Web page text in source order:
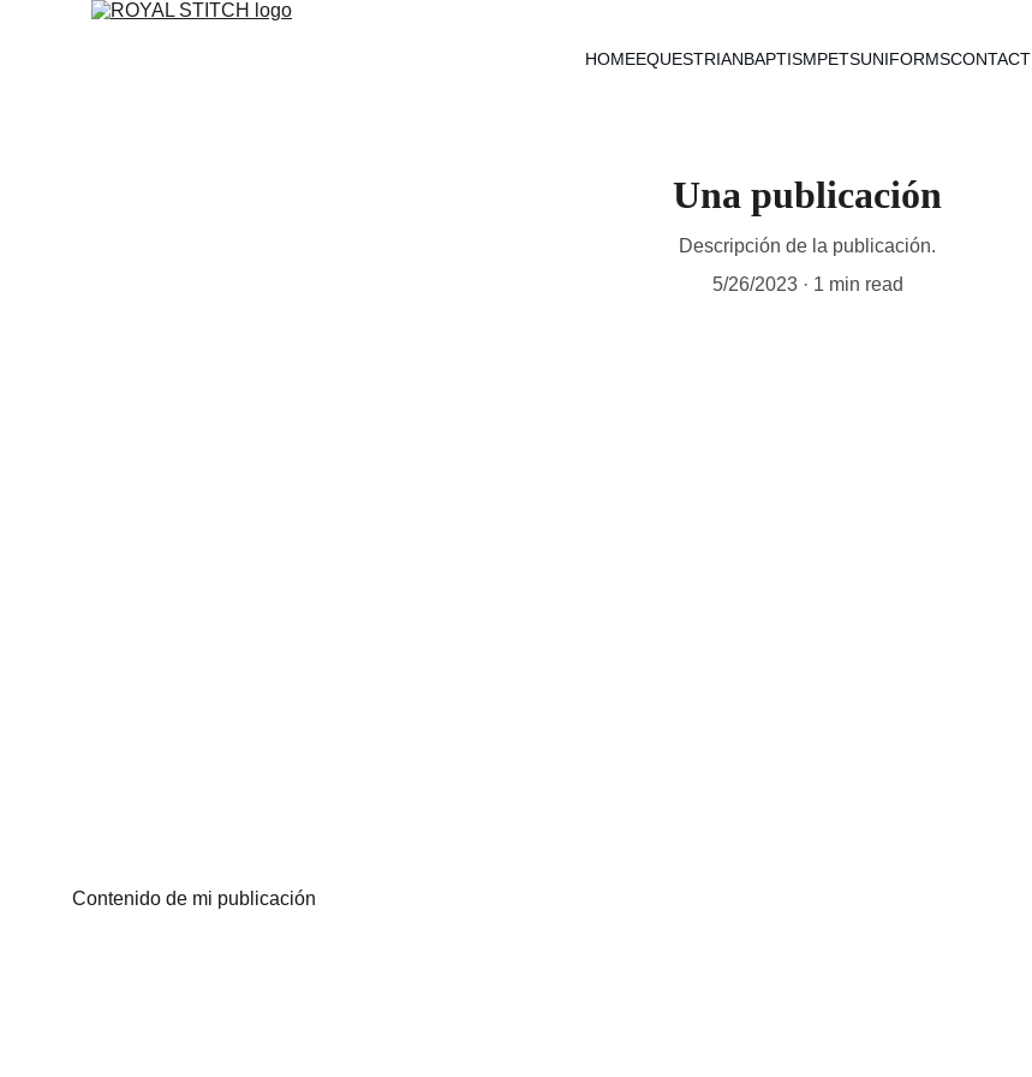
HOMEEQUESTRIANBAPTISMPETSUNIFORMSCONTACT
Una publicación
Descripción de la publicación.
5/26/2023
1 min read
Contenido de mi publicación